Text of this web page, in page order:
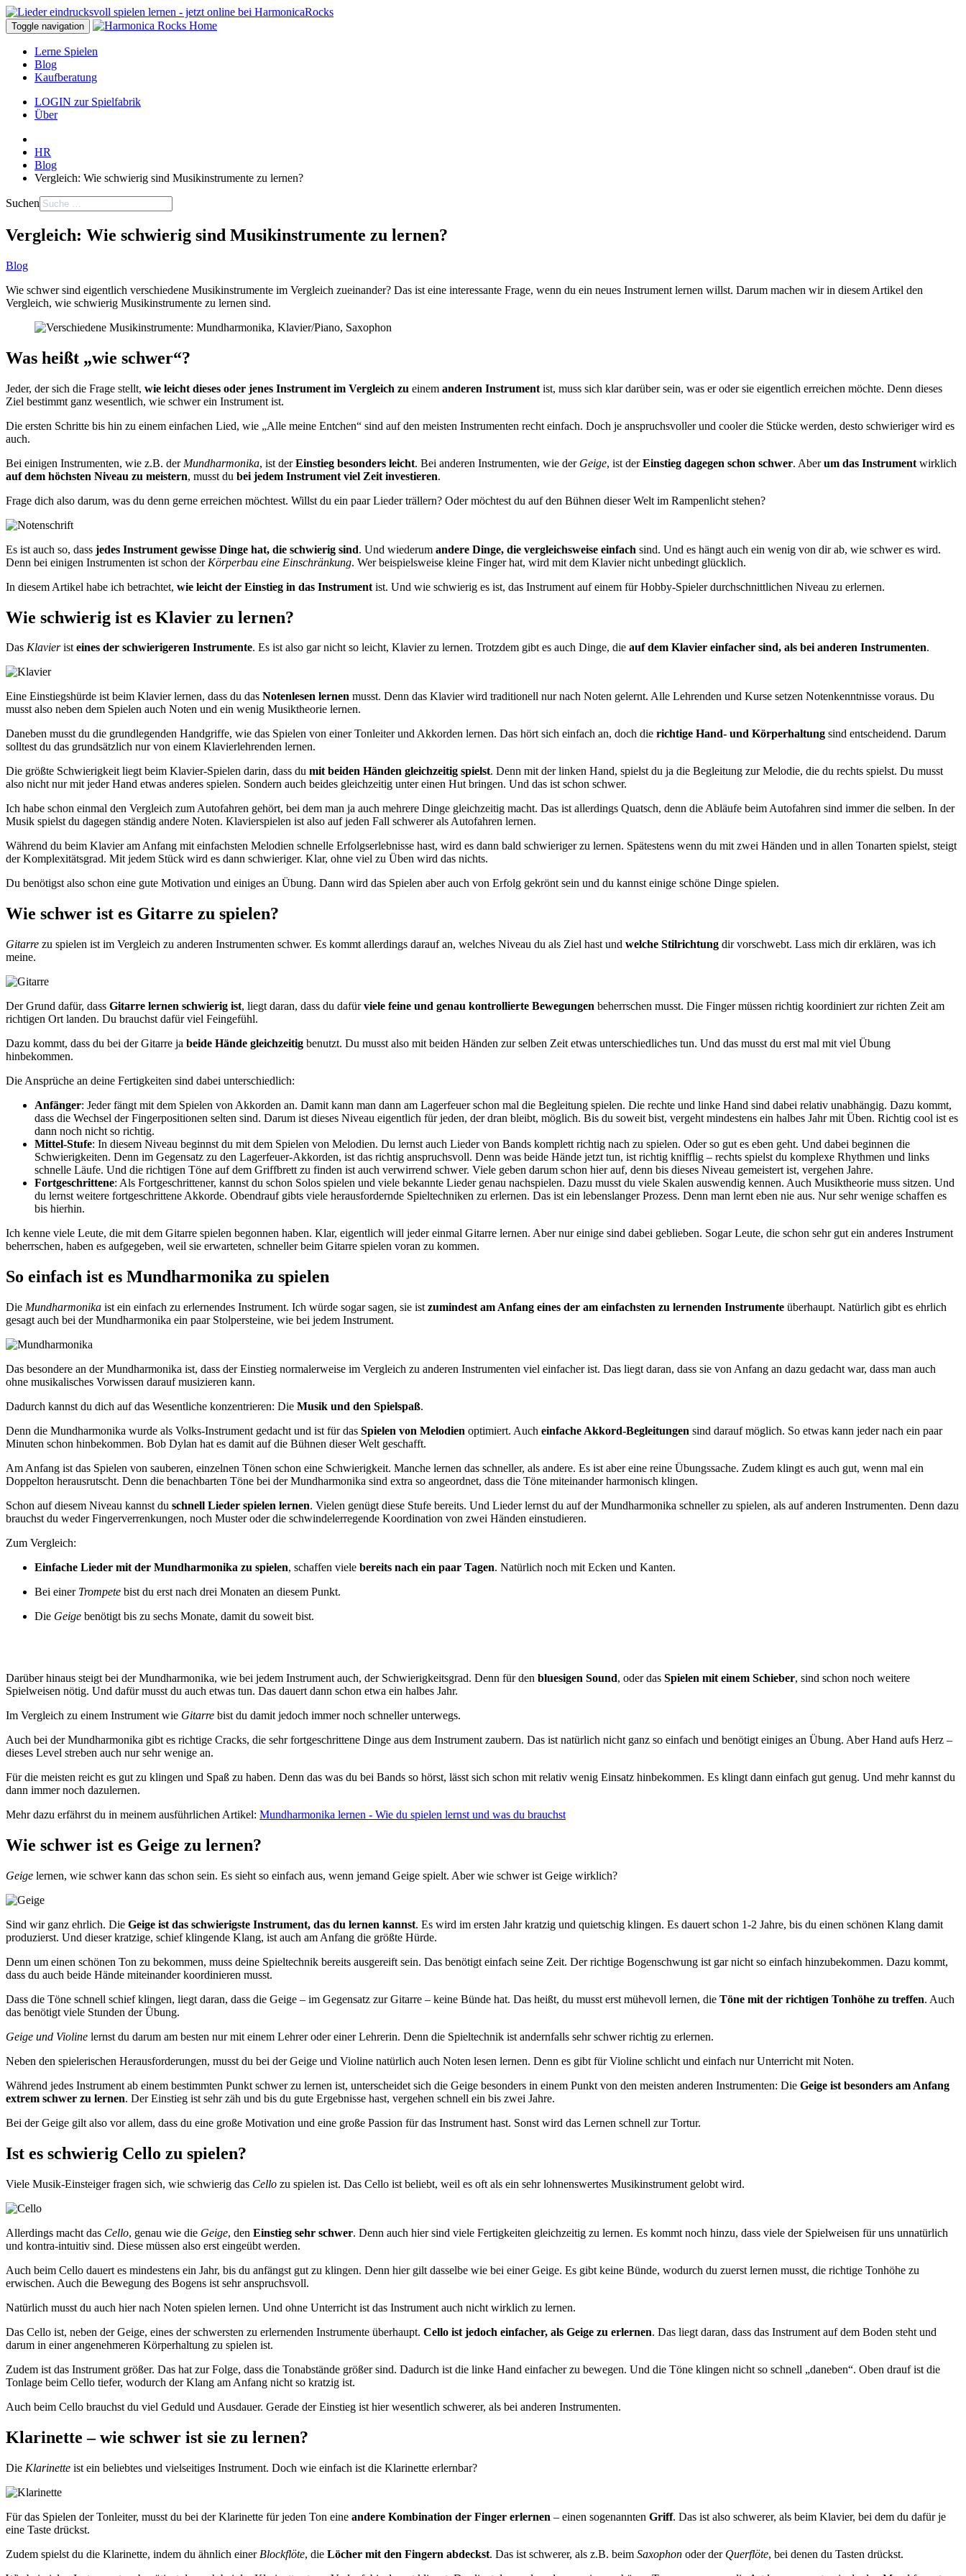
Toggle navigation
Lerne Spielen
Blog
Kaufberatung
LOGIN zur Spielfabrik
Über
HR
Blog
Vergleich: Wie schwierig sind Musikinstrumente zu lernen?
Suchen
Vergleich: Wie schwierig sind Musikinstrumente zu lernen?
Blog
Wie schwer sind eigentlich verschiedene Musikinstrumente im Vergleich zueinander? Das ist eine interessante Frage, wenn du ein neues Instrument lernen willst. Darum machen wir in diesem Artikel den
Vergleich, wie schwierig Musikinstrumente zu lernen sind.
Was heißt „wie schwer“?
Jeder, der sich die Frage stellt, wie leicht dieses oder jenes Instrument im Vergleich zu einem anderen Instrument ist, muss sich klar darüber sein, was er oder sie eigentlich erreichen möchte. Denn dieses
Ziel bestimmt ganz wesentlich, wie schwer ein Instrument ist.
Die ersten Schritte bis hin zu einem einfachen Lied, wie „Alle meine Entchen“ sind auf den meisten Instrumenten recht einfach. Doch je anspruchsvoller und cooler die Stücke werden, desto schwieriger wird es
auch.
Bei einigen Instrumenten, wie z.B. der Mundharmonika, ist derEinstieg besonders leicht. Bei anderen Instrumenten, wie der Geige, ist derEinstieg dagegen schon schwer. Aberum das Instrument wirklich
auf dem höchsten Niveau zu meistern, musst du bei jedem Instrument viel Zeit investieren.
Frage dich also darum, was du denn gerne erreichen möchtest. Willst du ein paar Lieder trällern? Oder möchtest du auf den Bühnen dieser Welt im Rampenlicht stehen?
Es ist auch so, dass jedes Instrument gewisse Dinge hat, die schwierig sind. Und wiederum andere Dinge, die vergleichsweise einfach sind. Und es hängt auch ein wenig von dir ab, wie schwer es wird.
Denn bei einigen Instrumenten ist schon der Körperbau eine Einschränkung. Wer beispielsweise kleine Finger hat, wird mit dem Klavier nicht unbedingt glücklich.
In diesem Artikel habe ich betrachtet, wie leicht der Einstieg in das Instrument ist. Und wie schwierig es ist, das Instrument auf einem für Hobby-Spieler durchschnittlichen Niveau zu erlernen.
Wie schwierig ist es Klavier zu lernen?
Das Klavieristeines der schwierigeren Instrumente. Es ist also gar nicht so leicht, Klavier zu lernen. Trotzdem gibt es auch Dinge, die auf dem Klavier einfacher sind, als bei anderen Instrumenten.
Eine Einstiegshürde ist beim Klavier lernen, dass du das Notenlesen lernen musst. Denn das Klavier wird traditionell nur nach Noten gelernt. Alle Lehrenden und Kurse setzen Notenkenntnisse voraus. Du
musst also neben dem Spielen auch Noten und ein wenig Musiktheorie lernen.
Daneben musst du die grundlegenden Handgriffe, wie das Spielen von einer Tonleiter und Akkorden lernen. Das hört sich einfach an, doch die richtige Hand- und Körperhaltung sind entscheidend. Darum
solltest du das grundsätzlich nur von einem Klavierlehrenden lernen.
Die größte Schwierigkeit liegt beim Klavier-Spielen darin, dass du mit beiden Händen gleichzeitig spielst. Denn mit der linken Hand, spielst du ja die Begleitung zur Melodie, die du rechts spielst. Du musst
also nicht nur mit jeder Hand etwas anderes spielen. Sondern auch beides gleichzeitig unter einen Hut bringen. Und das ist schon schwer.
Ich habe schon einmal den Vergleich zum Autofahren gehört, bei dem man ja auch mehrere Dinge gleichzeitig macht. Das ist allerdings Quatsch, denn die Abläufe beim Autofahren sind immer die selben. In der
Musik spielst du dagegen ständig andere Noten. Klavierspielen ist also auf jeden Fall schwerer als Autofahren lernen.
Während du beim Klavier am Anfang mit einfachsten Melodien schnelle Erfolgserlebnisse hast, wird es dann bald schwieriger zu lernen. Spätestens wenn du mit zwei Händen und in allen Tonarten spielst, steigt
der Komplexitätsgrad. Mit jedem Stück wird es dann schwieriger. Klar, ohne viel zu Üben wird das nichts.
Du benötigst also schon eine gute Motivation und einiges an Übung. Dann wird das Spielen aber auch von Erfolg gekrönt sein und du kannst einige schöne Dinge spielen.
Wie schwer ist es Gitarre zu spielen?
Gitarre zu spielen ist im Vergleich zu anderen Instrumenten schwer. Es kommt allerdings darauf an, welches Niveau du als Ziel hast und welche Stilrichtung dir vorschwebt. Lass mich dir erklären, was ich
meine.
Der Grund dafür, dass Gitarre lernen schwierig ist, liegt daran, dass du dafürviele feine und genau kontrollierte Bewegungen beherrschen musst. Die Finger müssen richtig koordiniert zur richten Zeit am
richtigen Ort landen. Du brauchst dafür viel Feingefühl.
Dazu kommt, dass du bei der Gitarre ja beide Hände gleichzeitig benutzt. Du musst also mit beiden Händen zur selben Zeit etwas unterschiedliches tun. Und das musst du erst mal mit viel Übung
hinbekommen.
Die Ansprüche an deine Fertigkeiten sind dabei unterschiedlich:
Anfänger: Jeder fängt mit dem Spielen von Akkorden an. Damit kann man dann am Lagerfeuer schon mal die Begleitung spielen. Die rechte und linke Hand sind dabei relativ unabhängig. Dazu kommt,
dass die Wechsel der Fingerpositionen selten sind. Darum ist dieses Niveau eigentlich für jeden, der dran bleibt, möglich. Bis du soweit bist, vergeht mindestens ein halbes Jahr mit Üben. Richtig cool ist es
dann noch nicht so richtig.
Mittel-Stufe: In diesem Niveau beginnst du mit dem Spielen von Melodien. Du lernst auch Lieder von Bands komplett richtig nach zu spielen. Oder so gut es eben geht. Und dabei beginnen die
Schwierigkeiten. Denn im Gegensatz zu den Lagerfeuer-Akkorden, ist das richtig anspruchsvoll. Denn was beide Hände jetzt tun, ist richtig knifflig – rechts spielst du komplexe Rhythmen und links
schnelle Läufe. Und die richtigen Töne auf dem Griffbrett zu finden ist auch verwirrend schwer. Viele geben darum schon hier auf, denn bis dieses Niveau gemeistert ist, vergehen Jahre.
Fortgeschrittene: Als Fortgeschrittener, kannst du schon Solos spielen und viele bekannte Lieder genau nachspielen. Dazu musst du viele Skalen auswendig kennen. Auch Musiktheorie muss sitzen. Und
du lernst weitere fortgeschrittene Akkorde. Obendrauf gibts viele herausfordernde Spieltechniken zu erlernen. Das ist ein lebenslanger Prozess. Denn man lernt eben nie aus. Nur sehr wenige schaffen es
bis hierhin.
Ich kenne viele Leute, die mit dem Gitarre spielen begonnen haben. Klar, eigentlich will jeder einmal Gitarre lernen. Aber nur einige sind dabei geblieben. Sogar Leute, die schon sehr gut ein anderes Instrument
beherrschen, haben es aufgegeben, weil sie erwarteten, schneller beim Gitarre spielen voran zu kommen.
So einfach ist es Mundharmonika zu spielen
Die Mundharmonika ist ein einfach zu erlernendes Instrument. Ich würde sogar sagen, sie ist zumindest am Anfang eines der am einfachsten zu lernenden Instrumente überhaupt. Natürlich gibt es ehrlich
gesagt auch bei der Mundharmonika ein paar Stolpersteine, wie bei jedem Instrument.
Das besondere an der Mundharmonika ist, dass der Einstieg normalerweise im Vergleich zu anderen Instrumenten viel einfacher ist. Das liegt daran, dass sie von Anfang an dazu gedacht war, dass man auch
ohne musikalisches Vorwissen darauf musizieren kann.
Dadurch kannst du dich auf das Wesentliche konzentrieren: Die Musik und den Spielspaß.
Denn die Mundharmonika wurde als Volks-Instrument gedacht und ist für das Spielen von Melodien optimiert. Auch einfache Akkord-Begleitungen sind darauf möglich. So etwas kann jeder nach ein paar
Minuten schon hinbekommen. Bob Dylan hat es damit auf die Bühnen dieser Welt geschafft.
Am Anfang ist das Spielen von sauberen, einzelnen Tönen schon eine Schwierigkeit. Manche lernen das schneller, als andere. Es ist aber eine reine Übungssache. Zudem klingt es auch gut, wenn mal ein
Doppelton herausrutscht. Denn die benachbarten Töne bei der Mundharmonika sind extra so angeordnet, dass die Töne miteinander harmonisch klingen.
Schon auf diesem Niveau kannst du schnell Lieder spielen lernen. Vielen genügt diese Stufe bereits. Und Lieder lernst du auf der Mundharmonika schneller zu spielen, als auf anderen Instrumenten. Denn dazu
brauchst du weder Fingerverrenkungen, noch Muster oder die schwindelerregende Koordination von zwei Händen einstudieren.
Zum Vergleich:
Einfache Lieder mit der Mundharmonika zu spielen, schaffen viele bereits nach ein paar Tagen. Natürlich noch mit Ecken und Kanten.
Bei einer Trompete bist du erst nach drei Monaten an diesem Punkt.
Die Geige benötigt bis zu sechs Monate, damit du soweit bist.
Darüber hinaus steigt bei der Mundharmonika, wie bei jedem Instrument auch, der Schwierigkeitsgrad. Denn für den bluesigen Sound, oder das Spielen mit einem Schieber, sind schon noch weitere
Spielweisen nötig. Und dafür musst du auch etwas tun. Das dauert dann schon etwa ein halbes Jahr.
Im Vergleich zu einem Instrument wie Gitarre bist du damit jedoch immer noch schneller unterwegs.
Auch bei der Mundharmonika gibt es richtige Cracks, die sehr fortgeschrittene Dinge aus dem Instrument zaubern. Das ist natürlich nicht ganz so einfach und benötigt einiges an Übung. Aber Hand aufs Herz –
dieses Level streben auch nur sehr wenige an.
Für die meisten reicht es gut zu klingen und Spaß zu haben. Denn das was du bei Bands so hörst, lässt sich schon mit relativ wenig Einsatz hinbekommen. Es klingt dann einfach gut genug. Und mehr kannst du
dann immer noch dazulernen.
Mehr dazu erfährst du in meinem ausführlichen Artikel: Mundharmonika lernen - Wie du spielen lernst und was du brauchst
Wie schwer ist es Geige zu lernen?
Geige lernen, wie schwer kann das schon sein. Es sieht so einfach aus, wenn jemand Geige spielt. Aber wie schwer ist Geige wirklich?
Sind wir ganz ehrlich. Die Geige ist das schwierigste Instrument, das du lernen kannst. Es wird im ersten Jahr kratzig und quietschig klingen. Es dauert schon 1-2 Jahre, bis du einen schönen Klang damit
produzierst. Und dieser kratzige, schief klingende Klang, ist auch am Anfang die größte Hürde.
Denn um einen schönen Ton zu bekommen, muss deine Spieltechnik bereits ausgereift sein. Das benötigt einfach seine Zeit. Der richtige Bogenschwung ist gar nicht so einfach hinzubekommen. Dazu kommt,
dass du auch beide Hände miteinander koordinieren musst.
Dass die Töne schnell schief klingen, liegt daran, dass die Geige – im Gegensatz zur Gitarre – keine Bünde hat. Das heißt, du musst erst mühevoll lernen, die Töne mit der richtigen Tonhöhe zu treffen. Auch
das benötigt viele Stunden der Übung.
Geige und Violine lernst du darum am besten nur mit einem Lehrer oder einer Lehrerin. Denn die Spieltechnik ist andernfalls sehr schwer richtig zu erlernen.
Neben den spielerischen Herausforderungen, musst du bei der Geige und Violine natürlich auch Noten lesen lernen. Denn es gibt für Violine schlicht und einfach nur Unterricht mit Noten.
Während jedes Instrument ab einem bestimmten Punkt schwer zu lernen ist, unterscheidet sich die Geige besonders in einem Punkt von den meisten anderen Instrumenten: Die Geige ist besonders am Anfang
extrem schwer zu lernen. Der Einstieg ist sehr zäh und bis du gute Ergebnisse hast, vergehen schnell ein bis zwei Jahre.
Bei der Geige gilt also vor allem, dass du eine große Motivation und eine große Passion für das Instrument hast. Sonst wird das Lernen schnell zur Tortur.
Ist es schwierig Cello zu spielen?
Viele Musik-Einsteiger fragen sich, wie schwierig das Cello zu spielen ist. Das Cello ist beliebt, weil es oft als ein sehr lohnenswertes Musikinstrument gelobt wird.
Allerdings macht das Cello, genau wie die Geige, den Einstieg sehr schwer. Denn auch hier sind viele Fertigkeiten gleichzeitig zu lernen. Es kommt noch hinzu, dass viele der Spielweisen für uns unnatürlich
und kontra-intuitiv sind. Diese müssen also erst eingeübt werden.
Auch beim Cello dauert es mindestens ein Jahr, bis du anfängst gut zu klingen. Denn hier gilt dasselbe wie bei einer Geige. Es gibt keine Bünde, wodurch du zuerst lernen musst, die richtige Tonhöhe zu
erwischen. Auch die Bewegung des Bogens ist sehr anspruchsvoll.
Natürlich musst du auch hier nach Noten spielen lernen. Und ohne Unterricht ist das Instrument auch nicht wirklich zu lernen.
Das Cello ist, neben der Geige, eines der schwersten zu erlernenden Instrumente überhaupt. Cello ist jedoch einfacher, als Geige zu erlernen. Das liegt daran, dass das Instrument auf dem Boden steht und
darum in einer angenehmeren Körperhaltung zu spielen ist.
Zudem ist das Instrument größer. Das hat zur Folge, dass die Tonabstände größer sind. Dadurch ist die linke Hand einfacher zu bewegen. Und die Töne klingen nicht so schnell „daneben“. Oben drauf ist die
Tonlage beim Cello tiefer, wodurch der Klang am Anfang nicht so kratzig ist.
Auch beim Cello brauchst du viel Geduld und Ausdauer. Gerade der Einstieg ist hier wesentlich schwerer, als bei anderen Instrumenten.
Klarinette – wie schwer ist sie zu lernen?
Die Klarinette ist ein beliebtes und vielseitiges Instrument. Doch wie einfach ist die Klarinette erlernbar?
Für das Spielen der Tonleiter, musst du bei der Klarinette für jeden Ton eine andere Kombination der Finger erlernen – einen sogenannten Griff. Das ist also schwerer, als beim Klavier, bei dem du dafür je
eine Taste drückst.
Zudem spielst du die Klarinette, indem du ähnlich einer Blockflöte, die Löcher mit den Fingern abdeckst. Das ist schwerer, als z.B. beim Saxophon oder der Querflöte, bei denen du Tasten drückst.